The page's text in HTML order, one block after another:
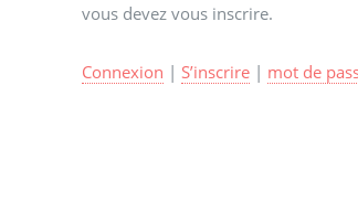
vous devez vous inscrire.
Connexion | S’inscrire| mot de